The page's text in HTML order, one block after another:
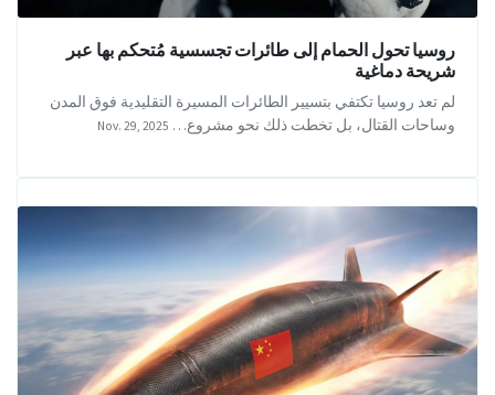
روسيا تحول الحمام إلى طائرات تجسسية مُتحكم بها عبر
شريحة دماغية
لم تعد روسيا تكتفي بتسيير الطائرات المسيرة التقليدية فوق المدن
وساحات القتال، بل تخطت ذلك نحو مشروع… Nov. 29, 2025